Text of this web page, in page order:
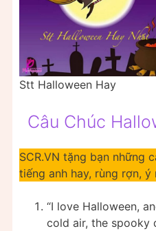
Stt Halloween Hay
Câu Chúc
SCR.VN tặng bạn những
tiếng anh hay, rùng rợn, ý
“I love Halloween,
cold air, the spooky